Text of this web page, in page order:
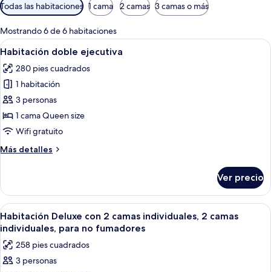
disponibles
para
las
habitaciones
Todas las habitaciones 1 cama 2 camas 3 camas o más
Mostrando 6 de 6 habitaciones
Abrir
todas
las
fotos
de
Habitación
doble
Habitación de hotel con una cama
17
Habitación doble ejecutiva
280 pies cuadrados
1 habitación
3 personas
1 cama Queen size
Wifi gratuito
Más detalles
Más
doble
ejecutiva
Ver precio
Abrir
todas
las
fotos
de
Habitación de hotel con dos camas,
18
Habitación Deluxe con 2 camas individuales, 2 camas
individuales, para no fumadores
258 pies cuadrados
3 personas